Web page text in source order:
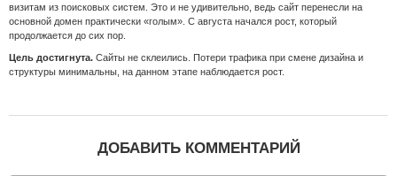
визитам из поисковых систем. Это и не удивительно, ведь сайт перенесли на
основной домен практически «голым». С августа начался рост, который
продолжается до сих пор.
Цель достигнута. Сайты не склеились. Потери трафика при смене дизайна и
структуры минимальны, на данном этапе наблюдается рост.
ДОБАВИТЬ КОММЕНТАРИЙ